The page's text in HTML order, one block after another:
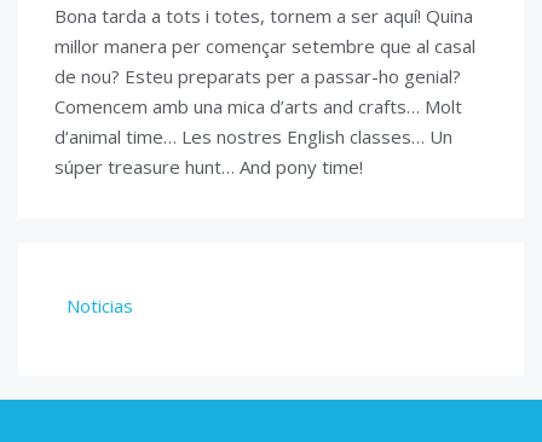
Bona tarda a tots i totes, tornem a ser aquí! Quina
millor manera per començar setembre que al casal
de nou? Esteu preparats per a passar-ho genial?
Comencem amb una mica d’arts and crafts… Molt
d‘animal time… Les nostres English classes… Un
súper treasure hunt… And pony time!
Noticias